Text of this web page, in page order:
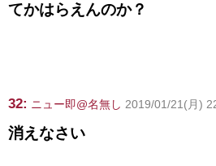
てかはらえんのか？
32: ニュー即@名無し 2019/01/21(月)
消えなさい